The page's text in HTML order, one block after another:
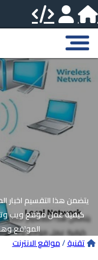
يتضمن هذا التقسيم اخبار
كيفية عمل موقع ويب
المواقع
تقنية/مواقع الانترنت